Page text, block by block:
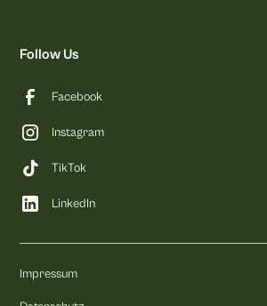
Follow Us
Facebook
Instagram
TikTok
LinkedIn
Impressum